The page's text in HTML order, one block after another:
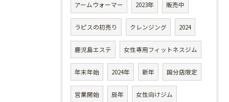
アームウォーマー 2023年 販売中
ラピスの初売り クレンジング 2024
鹿児島エステ 女性専用フィットネスジム
年末年始 2024年 新年 国分店限定
営業開始 辰年 女性向けジム